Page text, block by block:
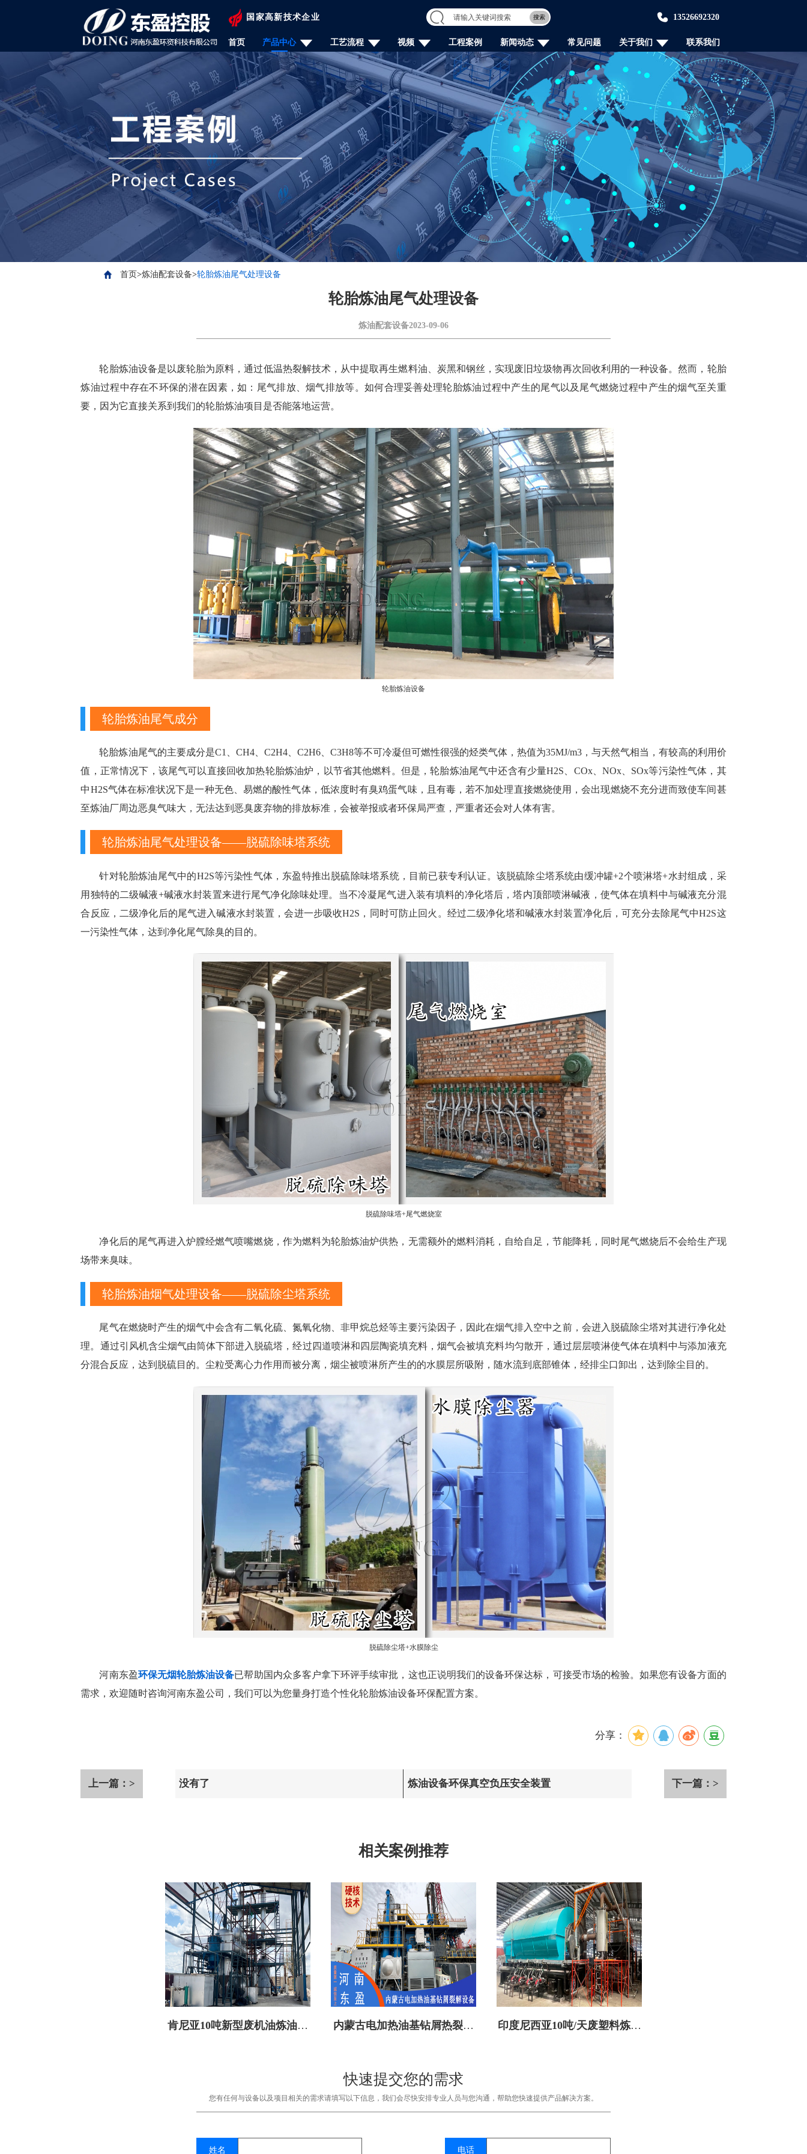
国家高新技术企业 搜索 13526692320
首页 产品中心 工艺流程 视频 工程案例 新闻动态 常见问题 关于我们 联系我们
首页>炼油配套设备>轮胎炼油尾气处理设备
轮胎炼油尾气处理设备
炼油配套设备2023-09-06
轮胎炼油设备是以废轮胎为原料，通过低温热裂解技术，从中提取再生燃料油、炭黑和钢丝，实现废旧垃圾物再次回收利用的一种设备。然而，轮胎
炼油过程中存在不环保的潜在因素，如：尾气排放、烟气排放等。如何合理妥善处理轮胎炼油过程中产生的尾气以及尾气燃烧过程中产生的烟气至关重
要，因为它直接关系到我们的轮胎炼油项目是否能落地运营。
轮胎炼油设备
轮胎炼油尾气成分
轮胎炼油尾气的主要成分是C1、CH4、C2H4、C2H6、C3H8等不可冷凝但可燃性很强的烃类气体，热值为35MJ/m3，与天然气相当，有较高的利用价
值，正常情况下，该尾气可以直接回收加热轮胎炼油炉，以节省其他燃料。但是，轮胎炼油尾气中还含有少量H2S、COx、NOx、SOx等污染性气体，其
中H2S气体在标准状况下是一种无色、易燃的酸性气体，低浓度时有臭鸡蛋气味，且有毒，若不加处理直接燃烧使用，会出现燃烧不充分进而致使车间甚
至炼油厂周边恶臭气味大，无法达到恶臭废弃物的排放标准，会被举报或者环保局严查，严重者还会对人体有害。
轮胎炼油尾气处理设备——脱硫除味塔系统
针对轮胎炼油尾气中的H2S等污染性气体，东盈特推出脱硫除味塔系统，目前已获专利认证。该脱硫除尘塔系统由缓冲罐+2个喷淋塔+水封组成，采
用独特的二级碱液+碱液水封装置来进行尾气净化除味处理。当不冷凝尾气进入装有填料的净化塔后，塔内顶部喷淋碱液，使气体在填料中与碱液充分混
合反应，二级净化后的尾气进入碱液水封装置，会进一步吸收H2S，同时可防止回火。经过二级净化塔和碱液水封装置净化后，可充分去除尾气中H2S这
一污染性气体，达到净化尾气除臭的目的。
脱硫除味塔+尾气燃烧室
净化后的尾气再进入炉膛经燃气喷嘴燃烧，作为燃料为轮胎炼油炉供热，无需额外的燃料消耗，自给自足，节能降耗，同时尾气燃烧后不会给生产现
场带来臭味。
轮胎炼油烟气处理设备——脱硫除尘塔系统
尾气在燃烧时产生的烟气中会含有二氧化硫、氮氧化物、非甲烷总烃等主要污染因子，因此在烟气排入空中之前，会进入脱硫除尘塔对其进行净化处
理。通过引风机含尘烟气由筒体下部进入脱硫塔，经过四道喷淋和四层陶瓷填充料，烟气会被填充料均匀散开，通过层层喷淋使气体在填料中与添加液充
分混合反应，达到脱硫目的。尘粒受离心力作用而被分离，烟尘被喷淋所产生的的水膜层所吸附，随水流到底部锥体，经排尘口卸出，达到除尘目的。
脱硫除尘塔+水膜除尘
河南东盈环保无烟轮胎炼油设备已帮助国内众多客户拿下环评手续审批，这也正说明我们的设备环保达标，可接受市场的检验。如果您有设备方面的
需求，欢迎随时咨询河南东盈公司，我们可以为您量身打造个性化轮胎炼油设备环保配置方案。
分享：
上一篇：> 没有了 炼油设备环保真空负压安全装置 下一篇：>
相关案例推荐
肯尼亚10吨新型废机油炼油设
内蒙古电加热油基钻屑热裂解
印度尼西亚10吨/天废塑料炼油
快速提交您的需求
您有任何与设备以及项目相关的需求请填写以下信息，我们会尽快安排专业人员与您沟通，帮助您快速提供产品解决方案。
姓名 电话